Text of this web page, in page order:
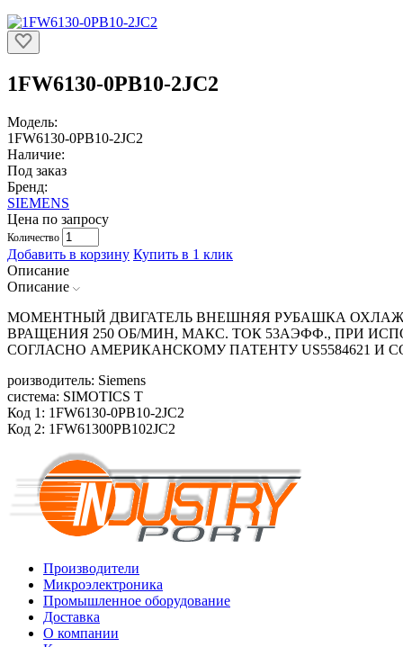
1FW6130-0PB10-2JC2
Модель:
1FW6130-0PB10-2JC2
Наличие:
Под заказ
Бренд:
SIEMENS
Цена по запросу
Количество
Добавить в корзину Купить в 1 клик
Описание
Описание
МОМЕНТНЫЙ ДВИГАТЕЛЬ ВНЕШНЯЯ РУБАШКА
ВРАЩЕНИЯ 250 ОБ/MИН, МАКС. ТОК 53АЭФФ., ПРИ
СОГЛАСНО АМЕРИКАНСКОМУ ПАТЕНТУ US5584621
роизводитель: Siemens
система: SIMOTICS T
Код 1: 1FW6130-0PB10-2JC2
Код 2: 1FW61300PB102JC2
Производители
Микроэлектроника
Промышленное оборудование
Доставка
О компании